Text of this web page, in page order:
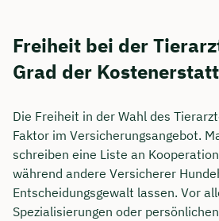
Freiheit bei der
Grad der
Die Freiheit in der Wahl des
Faktor im Versicherungsangebot.
schreiben eine Liste an
während andere Versicherer
Entscheidungsgewalt lassen. Vor
Spezialisierungen oder